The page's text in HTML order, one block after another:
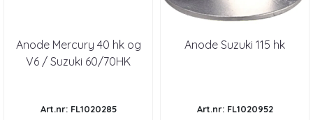
Anode Mercury 40 hk og
V6 / Suzuki 60/70HK
Art.nr: FL1020285
Anode Suzuki 115 hk
Art.nr: FL1020952